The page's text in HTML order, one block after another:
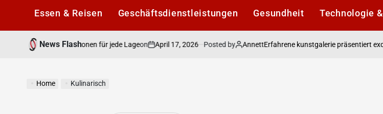
Essen & Reisen Geschäftsdienstleistungen Gesundheit Technologie
News Flash
Rechtsinformationen für jede Lageon April 17, 2026 Posted by AnnettErfahrene kunstgalerie präsentiert
Home Kulinarisch